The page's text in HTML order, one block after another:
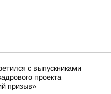
с выпускниками
проекта
призыв»